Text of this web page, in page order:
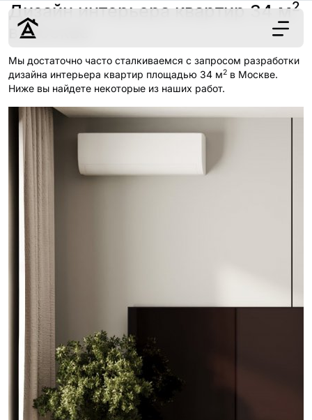
Дизайн
Ремонт
Цены
Наши работы
Обсудить
Дизайн интерьера квартир 34 м2
в Москве
Мы достаточно часто сталкиваемся с запросом разработки
дизайна интерьера квартир площадью 34 м2 в Москве.
Ниже вы найдете некоторые из наших работ.